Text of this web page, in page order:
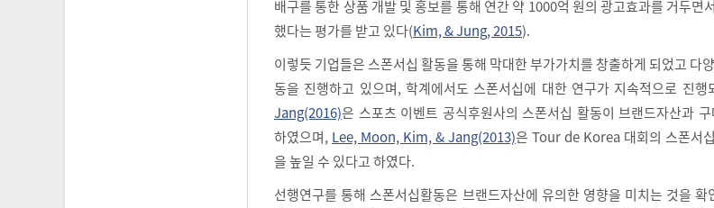
배구를 통한 상품 개발 및 홍보를 통해 연간 약 1000억 원의 광고효과를 거두면
했다는 평가를 받고 있다(Kim, & Jung, 2015).
이렇듯 기업들은 스폰서십 활동을 통해 막대한 부가가치를 창출하게 되었고 다
동을 진행하고 있으며, 학계에서도 스폰서십에 대한 연구가 지속적으로 진행
Jang(2016)은 스포츠 이벤트 공식후원사의 스폰서십 활동이 브랜드자산과
하였으며, Lee, Moon, Kim, & Jang(2013)은 Tour de Korea 대회의 스폰서
을 높일 수 있다고 하였다.
선행연구를 통해 스폰서십활동은 브랜드자산에 유의한 영향을 미치는 것을 확